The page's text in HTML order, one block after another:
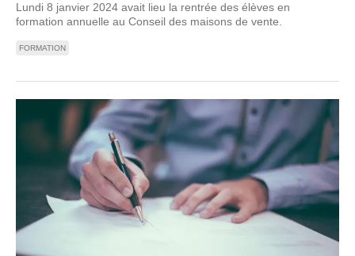
Lundi 8 janvier 2024 avait lieu la rentrée des élèves en
formation annuelle au Conseil des maisons de vente.
FORMATION